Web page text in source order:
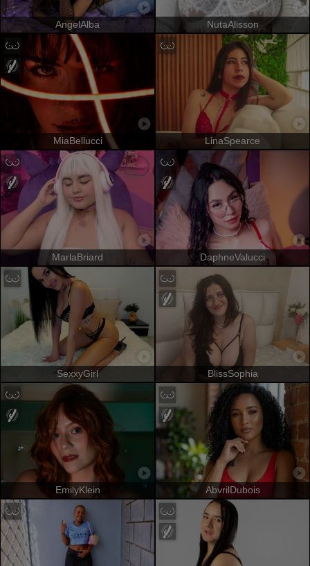
AngelAlba NutaAlisson
MiaBellucci LinaSpearce
MarlaBriard DaphneValucci
SexxyGirl BlissSophia
EmilyKlein AbvrilDubois